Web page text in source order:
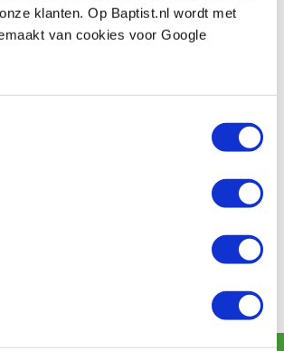
klanten. Op Baptist.nl wordt met
van cookies voor Google
32